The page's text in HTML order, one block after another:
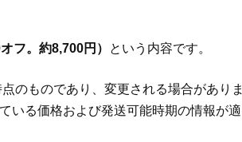
フ。約8,700円） という内容です。
のものであり、変更される場合がありま
いる価格および発送可能時期の情報が適